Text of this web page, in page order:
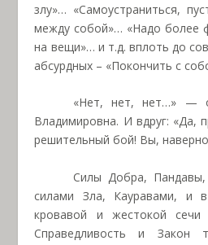
злу»… «Самоустраниться,
между собой»… «Надо более
на вещи»… и т.д. вплоть до
абсурдных – «Покончить с
«Нет, нет, нет…» —
Владимировна. И вдруг: «Да,
решительный бой! Вы,
Силы Добра,
силами Зла, Кауравами, и в
кровавой и жестокой
Справедливость и Закон